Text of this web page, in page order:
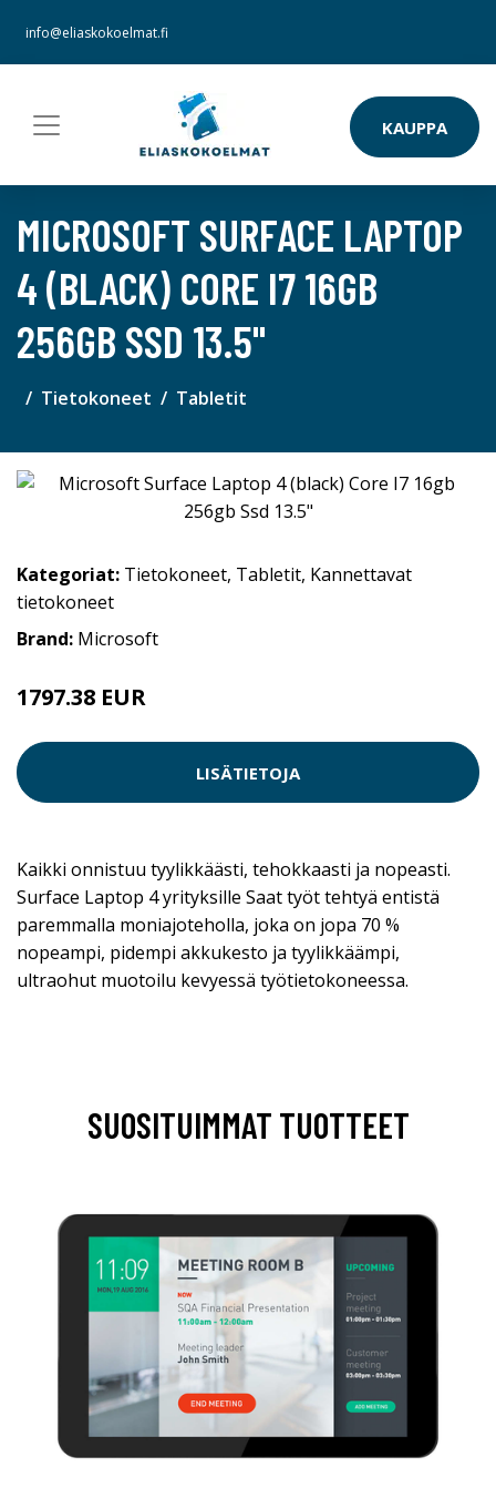
info@eliaskokoelmat.fi
KAUPPA
MICROSOFT SURFACE LAPTOP
4 (BLACK) CORE I7 16GB
256GB SSD 13.5"
Tietokoneet Tabletit
Kategoriat: Tietokoneet, Tabletit, Kannettavat
tietokoneet
Brand: Microsoft
1797.38 EUR
LISÄTIETOJA
Kaikki onnistuu tyylikkäästi, tehokkaasti ja nopeasti.
Surface Laptop 4 yrityksille Saat työt tehtyä entistä
paremmalla moniajoteholla, joka on jopa 70 %
nopeampi, pidempi akkukesto ja tyylikkäämpi,
ultraohut muotoilu kevyessä työtietokoneessa.
SUOSITUIMMAT TUOTTEET